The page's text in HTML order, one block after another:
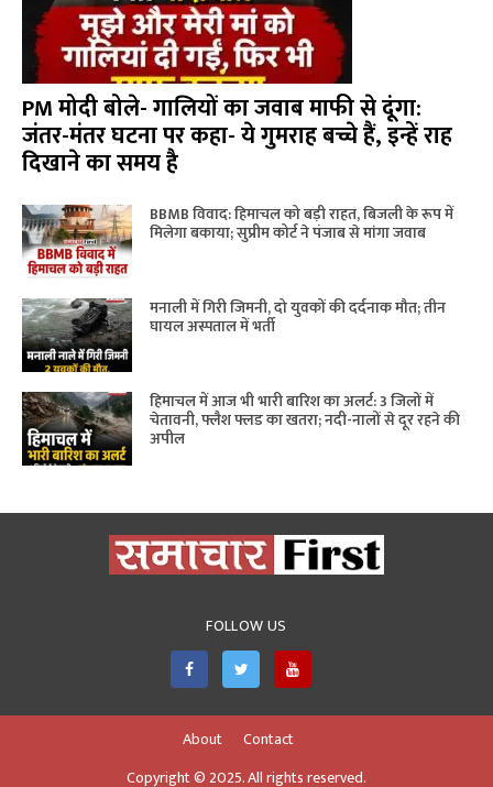
PM मोदी बोले- गालियों का जवाब माफी से दूंगा:
जंतर-मंतर घटना पर कहा- ये गुमराह बच्चे हैं, इन्हें राह
दिखाने का समय है
BBMB विवाद: हिमाचल को बड़ी राहत, बिजली के रूप में
मिलेगा बकाया; सुप्रीम कोर्ट ने पंजाब से मांगा जवाब
मनाली में गिरी जिमनी, दो युवकों की दर्दनाक मौत; तीन
घायल अस्पताल में भर्ती
हिमाचल में आज भी भारी बारिश का अलर्ट: 3 जिलों में
चेतावनी, फ्लैश फ्लड का खतरा; नदी-नालों से दूर रहने की
अपील
FOLLOW US
About
Contact
Copyright © 2025. All rights reserved.